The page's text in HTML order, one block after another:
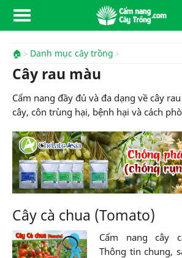
🏠 Danh mục cây trồng
Cây rau màu
Cẩm nang đầy đủ và đa dạng về cây
cây, côn trùng hại, bệnh hại và cách
Cây cà chua (Tomato)
Cẩm nang cây
Thông tin chung,